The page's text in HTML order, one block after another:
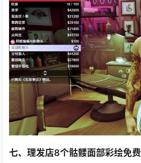
七、理发店8个骷髅面部彩绘免费